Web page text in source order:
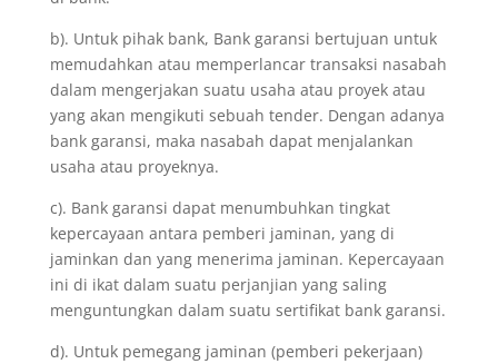
b). Untuk pihak bank, Bank garansi bertujuan untuk
memudahkan atau memperlancar transaksi nasabah
dalam mengerjakan suatu usaha atau proyek atau
yang akan mengikuti sebuah tender. Dengan adanya
bank garansi, maka nasabah dapat menjalankan
usaha atau proyeknya.
c). Bank garansi dapat menumbuhkan tingkat
kepercayaan antara pemberi jaminan, yang di
jaminkan dan yang menerima jaminan. Kepercayaan
ini di ikat dalam suatu perjanjian yang saling
menguntungkan dalam suatu sertifikat bank garansi.
d). Untuk pemegang jaminan (pemberi pekerjaan)